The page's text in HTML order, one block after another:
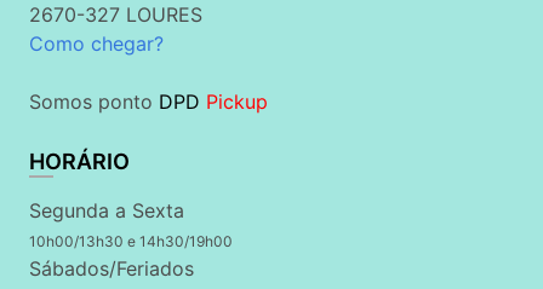
2670-327 LOURES
Como chegar?
Somos ponto DPD Pickup
HORÁRIO
Segunda a Sexta
10h00/13h30 e 14h30/19h00
Sábados/Feriados